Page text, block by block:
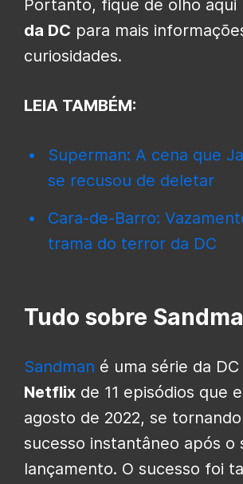
Portanto, fique de olho aqui
da DC para mais
curiosidades.
LEIA TAMBÉM:
Superman: A cena que
se recusou de deletar
Cara-de-Barro:
trama do terror da DC
Tudo sobre
Sandman é uma série da DC
Netflix de 11 episódios que
agosto de 2022, se
sucesso instantâneo após o
lançamento. O sucesso foi